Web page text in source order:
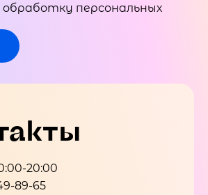
обработку персональных
20:00
89-65